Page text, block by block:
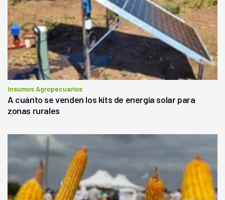
Insumos Agropecuarios
A cuánto se venden los kits de energía solar para
zonas rurales